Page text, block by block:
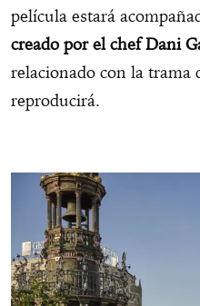
película estará
creado por el chef Dani
relacionado con la trama
reproducirá.